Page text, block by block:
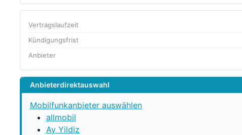
Vertragslaufzeit
Kündigungsfrist
Anbieter
Anbieterdirektauswahl
Mobilfunkanbieter auswählen
allmobil
Ay Yildiz